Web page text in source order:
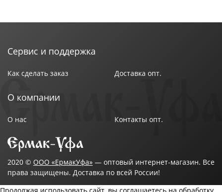
Сервис и поддержка
Как сделать заказ Доставка опт.
О компании
О нас Контакты опт.
2020 © ООО «ЕрмакУфа» — оптовый интернет-магазин. Все
права защищены. Доставка по всей России!